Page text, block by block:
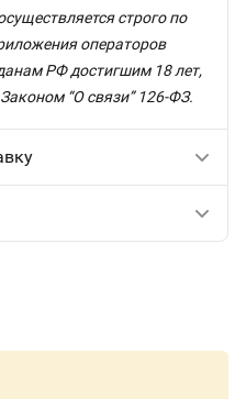
строго по
операторов
РФ достигшим 18 лет,
“О связи” 126-ФЗ.